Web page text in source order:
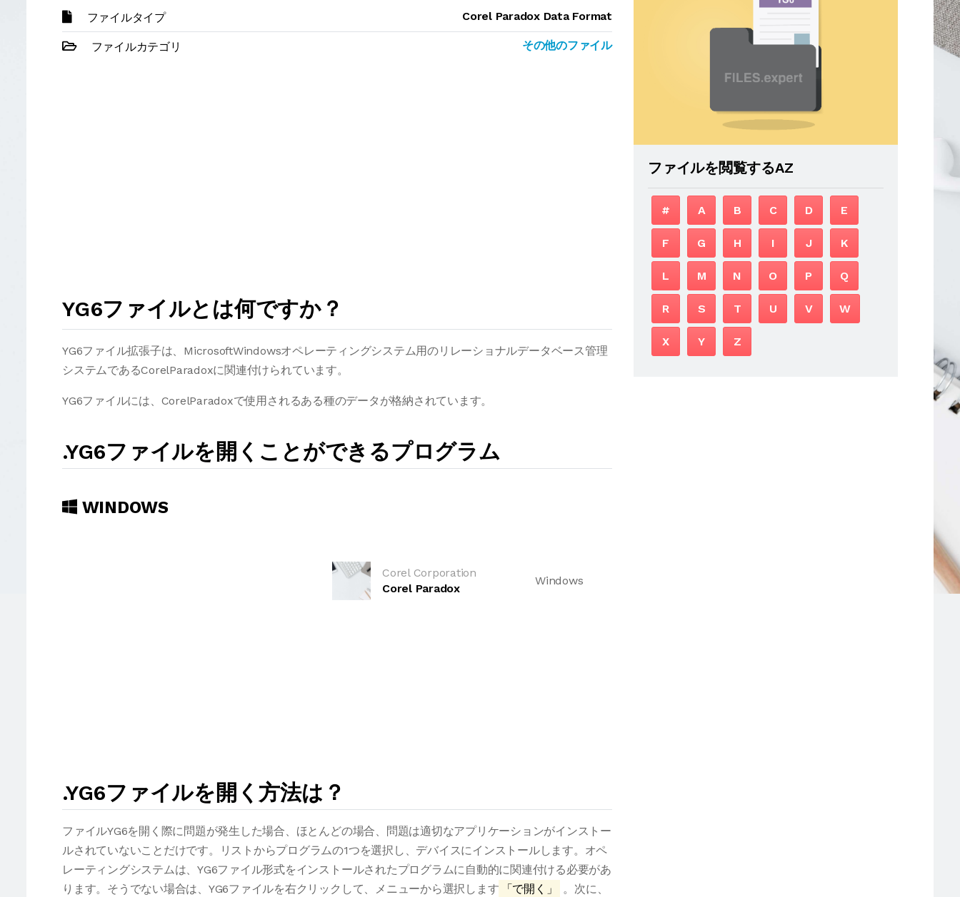
ファイルタイプ Corel Paradox Data Format
ファイルカテゴリ その他のファイル
YG6ファイルとは何ですか？
YG6ファイル拡張子は、MicrosoftWindowsオペレーティングシステム用のリレーショナルデータベース管理
システムであるCorelParadoxに関連付けられています。
YG6ファイルには、CorelParadoxで使用されるある種のデータが格納されています。
.YG6ファイルを開くことができるプログラム
WINDOWS
Corel Corporation
Corel Paradox
Windows
.YG6ファイルを開く方法は？
ファイルYG6を開く際に問題が発生した場合、ほとんどの場合、問題は適切なアプリケーションがインストー
ルされていないことだけです。リストからプログラムの1つを選択し、デバイスにインストールします。オペ
レーティングシステムは、YG6ファイル形式をインストールされたプログラムに自動的に関連付ける必要があ
ります。そうでない場合は、YG6ファイルを右クリックして、メニューから選択します
「で開く」
。次に、
ファイルを閲覧するAZ
# A B C D E
F G H I J K
L M N O P Q
R S T U V W
X Y Z